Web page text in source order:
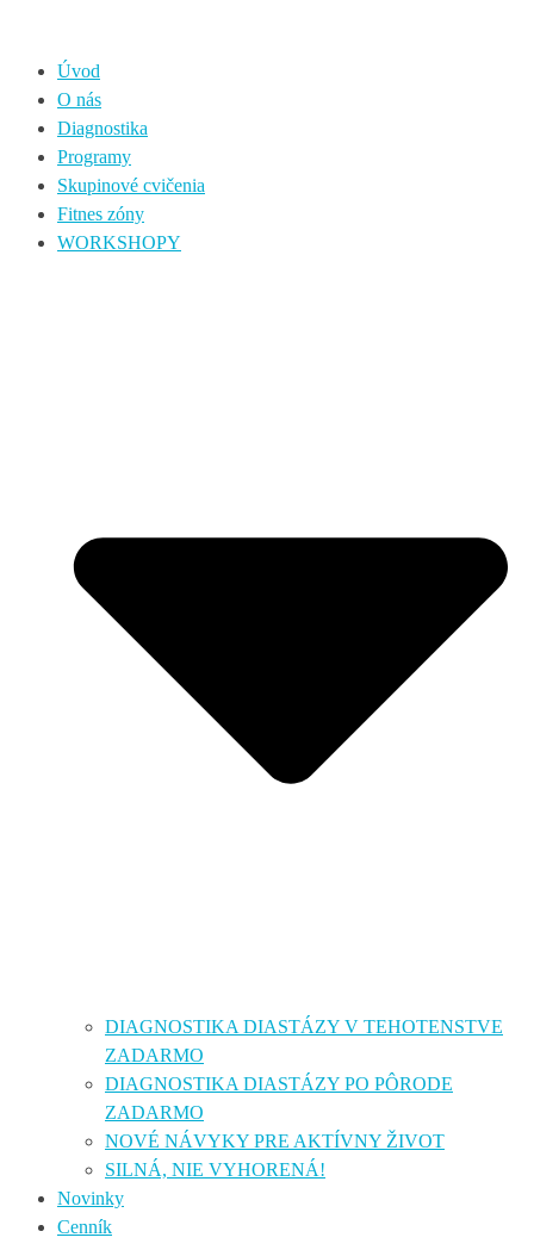
Úvod
O nás
Diagnostika
Programy
Skupinové cvičenia
Fitnes zóny
WORKSHOPY
DIAGNOSTIKA DIASTÁZY V TEHOTENSTVE
ZADARMO
DIAGNOSTIKA DIASTÁZY PO PÔRODE
ZADARMO
NOVÉ NÁVYKY PRE AKTÍVNY ŽIVOT
SILNÁ, NIE VYHORENÁ!
Novinky
Cenník